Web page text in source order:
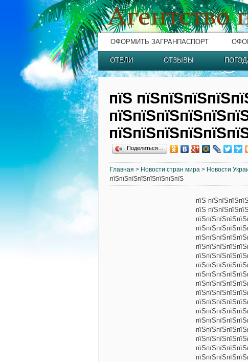
ОФОРМИТЬ ЗАГРАНПАСПОРТ
ОТЕЛИ ОТЗЫВЫ
пїЅ
Поделиться…
Главная > Новости стран мира > Новости
пїЅпїЅпїЅпїЅпїЅпїЅпїЅпїЅ
пїЅ
пїЅ